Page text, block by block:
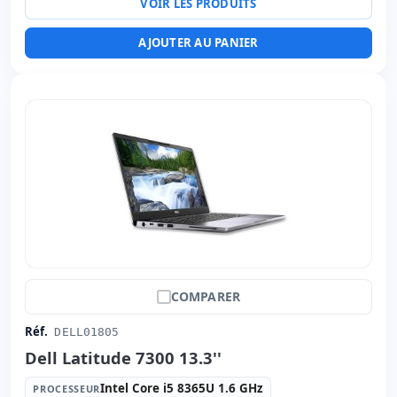
Led 14 '' FullHD 16: 9 · Résolution 1920x1080
Ports vidéo: HDMI · Mini Display Port
Webcam · Lecteur SD · Lecteur
hR emballage
34x23x2.5 cm.
1.80 Kg.
AJOUTER AU PANIER
COMPARER
Réf. DELL01805
Dell Latitude 7300 13.3''
PROCESSEURIntel Core i5 8365U 1.6 GHz